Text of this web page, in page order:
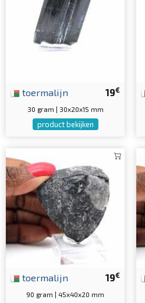
19€
toermalijn
30 gram | 30x20x15 mm
product bekijken
19€
toermalijn
90 gram | 45x40x20 mm